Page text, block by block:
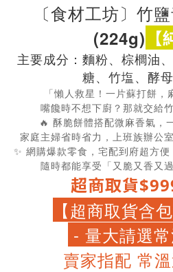
〔食材工坊〕竹
(224g) 【
主要成分：麵粉、 棕櫚油
糖、竹塩 、酵母
「懶人救星！一片蘇打餅，
嘴饞時不想下廚？那就交給
🔥 酥脆餅體搭配微麻香氣，
家庭主婦省時省力，上班族辦公
✨ 網購爆款零食，宅配到府超方便
隨時都能享受「又脆又香又
超商取貨
【超商取貨含
- 量大請選常
賣家指配 常